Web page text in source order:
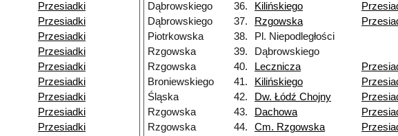
Przesiadki
Przesiadki
Przesiadki
Przesiadki
Przesiadki
Przesiadki
Przesiadki
Przesiadki
Przesiadki
Dąbrowskiego
36. Kilińskiego
Dąbrowskiego
37. Rzgowska
Piotrkowska
38.
Pl. Niepodległości
Rzgowska
39.
Dąbrowskiego
Rzgowska
40. Lecznicza
Broniewskiego
41. Kilińskiego
Śląska
42. Dw. Łódź Chojny
Rzgowska
43. Dachowa
Rzgowska
44. Cm. Rzgowska